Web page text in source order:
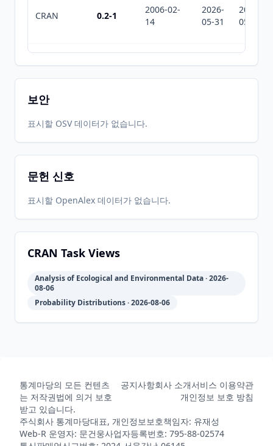
CRAN 0.2-1
2006-02-
14
2026-
05-31
2026-
05-31
2005-12-
08
2026-
05-31
2026-
05-31
CRAN 0.1-9
CRAN
2003-11-
2026-
2026-
CRAN
17
CRAN 0.1-4
2026-
2026-
보안
표시할 OSV 데이터가 없습니다.
문헌 신호
표시할 OpenAlex 데이터가 없습니다.
CRAN Task Views
Analysis of Ecological and Environmental Data · 2026-
08-06
Probability Distributions · 2026-08-06
통계마당의 모든 컨텐츠
는 저작권법에 의거 보호
받고 있습니다.
공지사항회사 소개서비스 이용약관
개인정보 보호 방침
주식회사 통계마당대표, 개인정보보호책임자: 유재성
Web-R 운영자: 문건웅사업자등록번호: 795-88-02574